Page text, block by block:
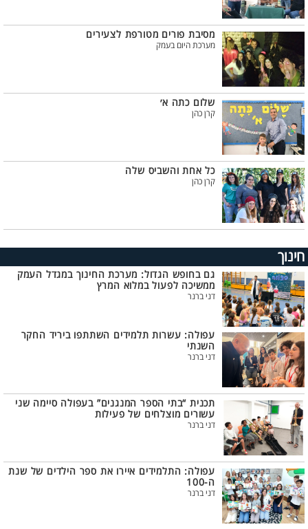
מסיבת פורים מטורפת לצעירים
מערכת היום בעמק
שלום כתה א׳
קרן כהן
כל אחת והשביס שלה
קרן כהן
חינוך
גם בחופש הגדול: מערכת החינוך במגדל העמק
ממשיכה לפעול במלוא המרץ
דני ברנר
עפולה: עשרות תלמידים השתתפו ביריד החקר
השנתי
דני ברנר
תכנית “בתי הספר המנגנים” בעפולה סיימה שני
עשורים מוצלחים של פעילות
דני ברנר
עפולה: התלמידים איירו את ספר הילדים של שנת
ה-100
דני ברנר